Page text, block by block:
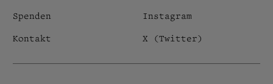
Spenden
Kontakt
Instagram
X (Twitter)